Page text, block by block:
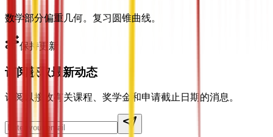
数学部分偏重几何。复习圆锥曲线。
保持更新
订阅获取最新动态
订阅以接收有关课程、奖学金和申请截止日期的消息。